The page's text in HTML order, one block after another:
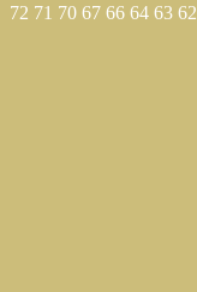
62
63
64
66
67
70
71
72